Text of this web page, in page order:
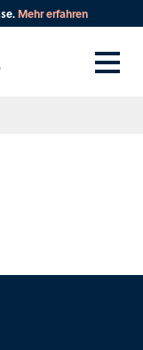
Mehr erfahren
eine Beratung vor Ort?